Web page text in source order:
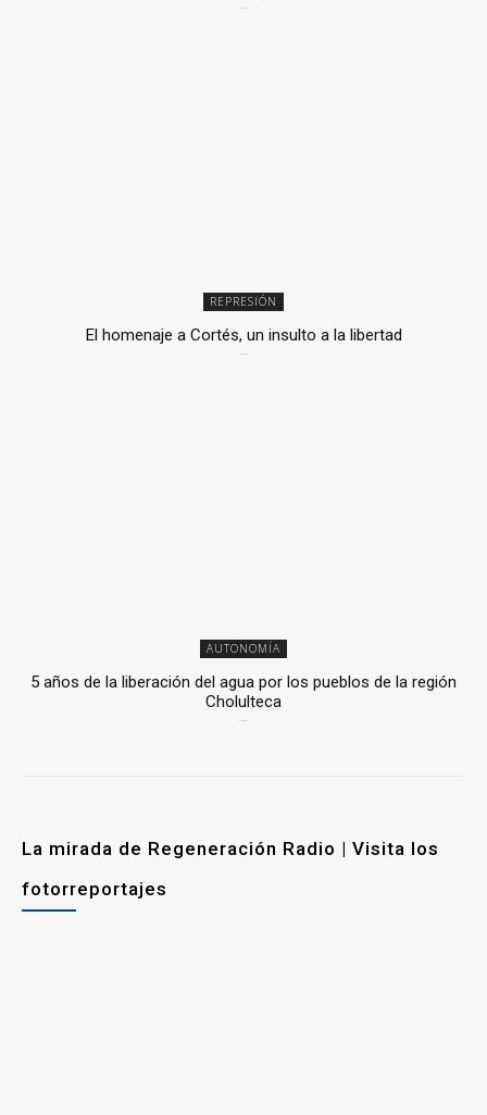
REPRESIÓN
El homenaje a Cortés, un insulto a la libertad
AUTONOMÍA
5 años de la liberación del agua por los pueblos de la región
Cholulteca
La mirada de Regeneración Radio | Visita los
fotorreportajes